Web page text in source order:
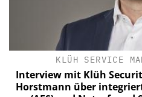
KLÜH SERVICE
Interview mit Klüh
Horstmann über